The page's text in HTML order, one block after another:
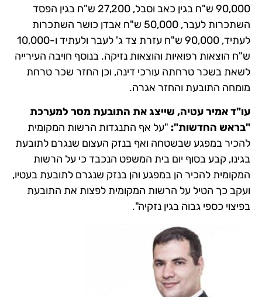
90,000 ש"ח בגין כאב וסבל, 27,200 ש"ח בגין הפסד
השתכרות לעבר, 50,000 ש"ח אבדן כושר השתכרות
לעתיד, 90,000 ש"ח עזרת צד ג' לעבר ולעתיד ו-10,000
ש"ח הוצאות רפואיות והוצאות נזיקה. בנוסף חויבה העירייה
לשאת בשכר טרחתה עורכי דינה, וכן החזר שכר טרחת
מומחה התובעת והחזר אגרה.
עו"ד אמיר עטיה, שייצג את התובעת מסר למערכת
"בראש החדשות": "על אף התנגדות הרשות המקומית
להכיר במפגע שבשטחה ואף בנזק העצום שנגרם לתובעת
בגינו, קבע בסוף יום בית המשפט הנכבד כי על הרשות
המקומית להכיר הן במפגע והן בנזק שנגרם לתובעת בעטיו,
ועקב כך הטיל על הרשות המקומית לפצות את התובעת
בפיצוי כספי גבוה בגין נזקיה".